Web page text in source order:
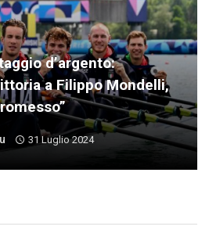
d’argento:
a Filippo Mondelli,
31 Luglio 2024